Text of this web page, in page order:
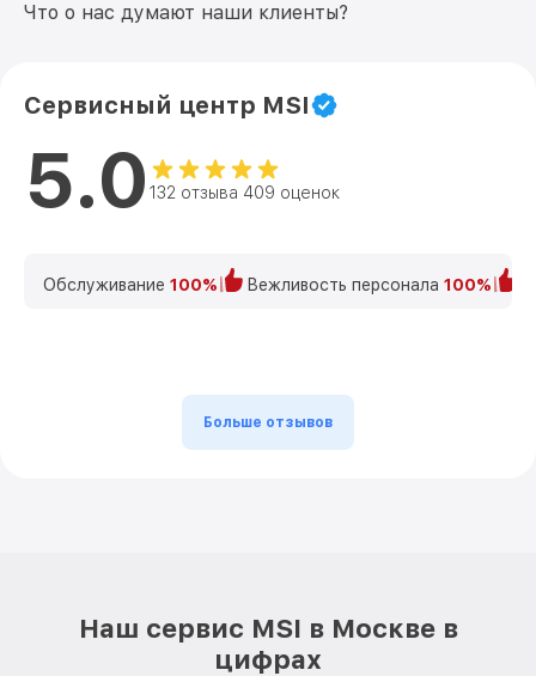
Что о нас думают наши клиенты?
Сервисный центр MSI
5.0 132 отзыва 409 оценок
Обслуживание 100% Вежливость персонала 100%
Больше отзывов
Наш сервис MSI в Москве в
цифрах